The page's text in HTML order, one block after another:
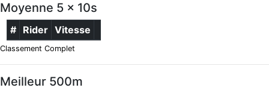
Moyenne 5 x 10s
# Rider Vitesse
Classement Complet
Meilleur 500m